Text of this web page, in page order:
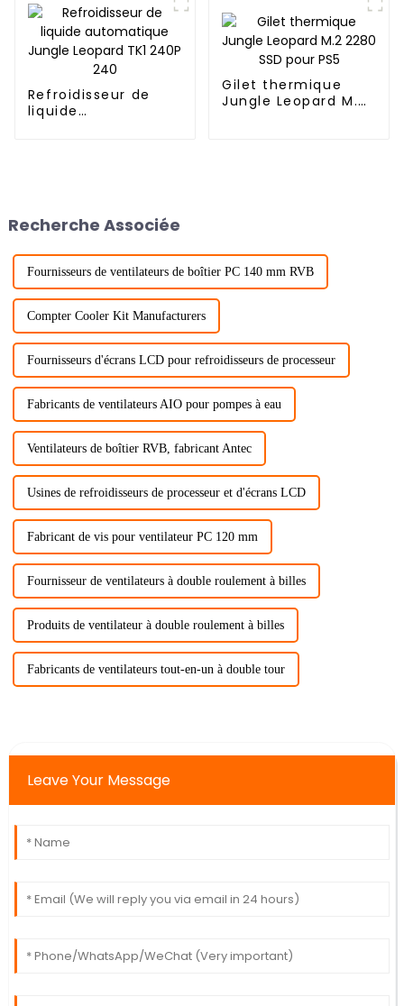
Refroidisseur de
liquide
Gilet thermique
Jungle Leopard M.2
Recherche Associée
Fournisseurs de ventilateurs de boîtier PC 140 mm RVB
Compter Cooler Kit Manufacturers
Fournisseurs d'écrans LCD pour refroidisseurs de processeur
Fabricants de ventilateurs AIO pour pompes à eau
Ventilateurs de boîtier RVB, fabricant Antec
Usines de refroidisseurs de processeur et d'écrans LCD
Fabricant de vis pour ventilateur PC 120 mm
Fournisseur de ventilateurs à double roulement à billes
Produits de ventilateur à double roulement à billes
Fabricants de ventilateurs tout-en-un à double tour
Leave Your Message